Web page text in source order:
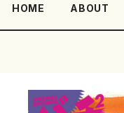
HOME ABOUT